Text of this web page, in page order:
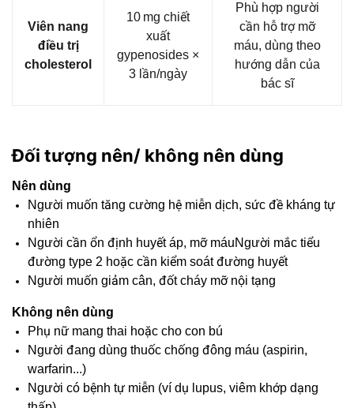
Viên nang
điều trị
cholesterol
10 mg chiết
xuất
gypenosides ×
3 lần/ngày
Phù hợp người
cần hỗ trợ mỡ
máu, dùng theo
hướng dẫn của
bác sĩ
Đối tượng nên/ không nên dùng
Nên dùng
Người muốn tăng cường hệ miễn dịch, sức đề kháng tự
nhiên
Người cần ổn định huyết áp, mỡ máuNgười mắc tiểu
đường type 2 hoặc cần kiểm soát đường huyết
Người muốn giảm cân, đốt cháy mỡ nội tạng
Không nên dùng
Phụ nữ mang thai hoặc cho con bú
Người đang dùng thuốc chống đông máu (aspirin,
warfarin...)
Người có bệnh tự miễn (ví dụ lupus, viêm khớp dạng